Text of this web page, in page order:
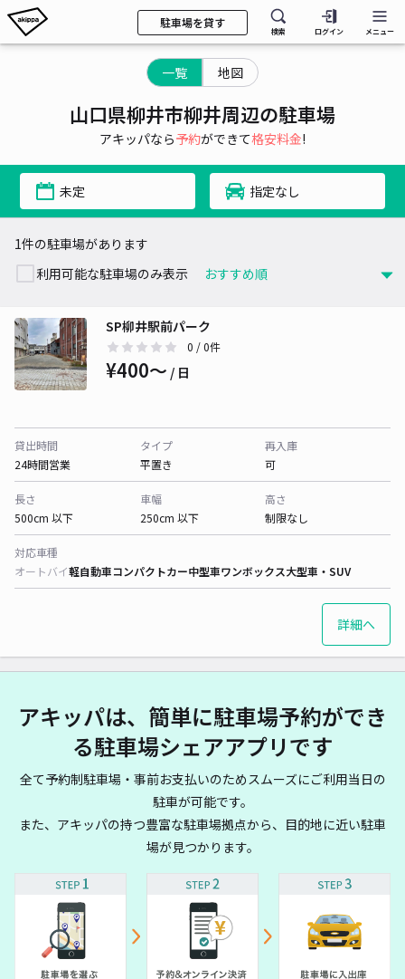
駐車場を貸す
検索 ログイン メニュー
一覧 地図
山口県柳井市柳井周辺の駐車場
アキッパなら予約ができて格安料金!
未定 指定なし
1件の駐車場があります
利用可能な駐車場のみ表示
SP柳井駅前パーク
0 / 0件
¥400〜 / 日
貸出時間
24時間営業
タイプ
平置き
再入庫
可
長さ
500cm 以下
車幅
250cm 以下
高さ
制限なし
対応車種
オートバイ軽自動車コンパクトカー中型車ワンボックス大型車・SUV
詳細へ
アキッパは、簡単に駐車場予約ができ
る駐車場シェアアプリです
全て予約制駐車場・事前お支払いのためスムーズにご利用当日の
駐車が可能です。
また、アキッパの持つ豊富な駐車場拠点から、目的地に近い駐車
場が見つかります。